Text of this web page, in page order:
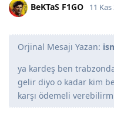
BeKTaS F1GO 11
Orjinal Mesajı Yazan:
ya kardeş ben
gelir diyo o kadar kim
karşı ödemeli